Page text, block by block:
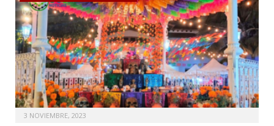
3 NOVIEMBRE, 2023